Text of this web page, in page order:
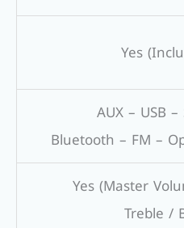
Yes
AUX – USB –
Bluetooth – FM –
Yes (Master
Treble /